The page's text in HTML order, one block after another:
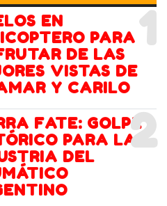
1
EN
PARA
DE LAS
VISTAS DE
Y CARILO
2
FATE: GOLPE
PARA LA
DEL